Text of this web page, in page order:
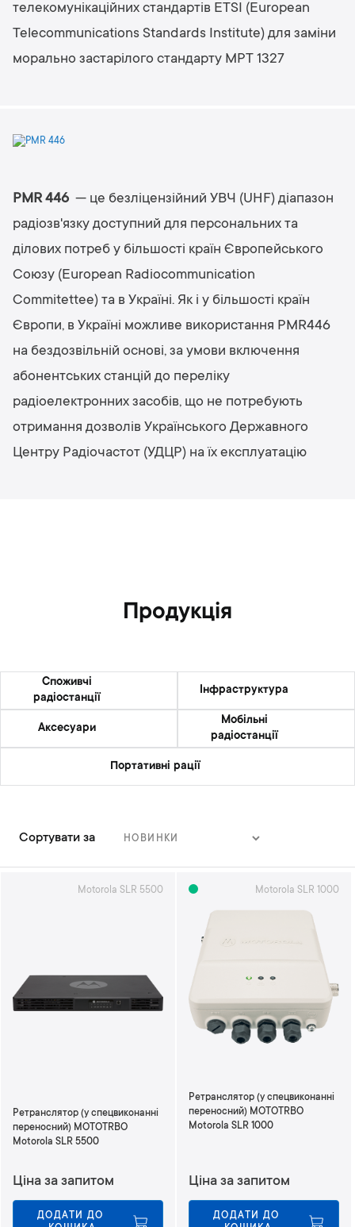
телекомунікаційних стандартів ETSI (European
Telecommunications Standards Institute) для заміни
морально застарілого стандарту MPT 1327
PMR 446 — це безліцензійний УВЧ (UHF) діапазон
радіозв'язку доступний для персональних та
ділових потреб у більшості країн Європейського
Союзу (European Radiocommunication
Commitettee) та в Україні. Як і у більшості країн
Європи, в Україні можливе використання PMR446
на бездозвільній основі, за умови включення
абонентських станцій до переліку
радіоелектронних засобів, що не потребують
отримання дозволів Українського Державного
Центру Радіочастот (УДЦР) на їх експлуатацію
Продукція
Споживчі
радіостанції
Інфраструктура
Аксесуари
Мобільні
радіостанції
Портативні рації
Сортувати за
т
у
и
п
о
р
к
у
з
н
е
Motorola SLR 5500
Ретранслятор (у спецвиконанні
переносний) MOTOTRBO
Motorola SLR 5500
Ціна за запитом
ДОДАТИ ДО
Motorola SLR 1000
Ретранслятор (у спецвиконанні
переносний) MOTOTRBO
Motorola SLR 1000
Ціна за запитом
ДОДАТИ ДО